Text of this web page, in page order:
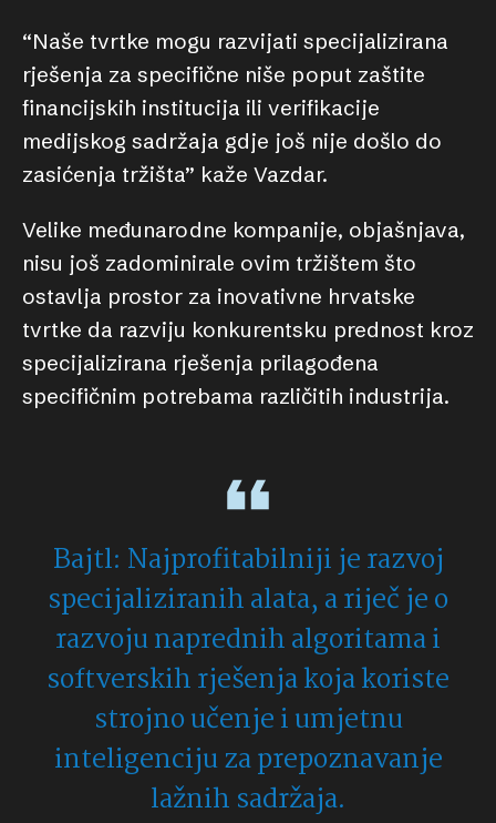
“Naše tvrtke mogu razvijati specijalizirana
rješenja za specifične niše poput zaštite
financijskih institucija ili verifikacije
medijskog sadržaja gdje još nije došlo do
zasićenja tržišta” kaže Vazdar.
Velike međunarodne kompanije, objašnjava,
nisu još zadominirale ovim tržištem što
ostavlja prostor za inovativne hrvatske
tvrtke da razviju konkurentsku prednost kroz
specijalizirana rješenja prilagođena
specifičnim potrebama različitih industrija.
Bajtl: Najprofitabilniji je razvoj
specijaliziranih alata, a riječ je o
razvoju naprednih algoritama i
softverskih rješenja koja koriste
strojno učenje i umjetnu
inteligenciju za prepoznavanje
lažnih sadržaja.